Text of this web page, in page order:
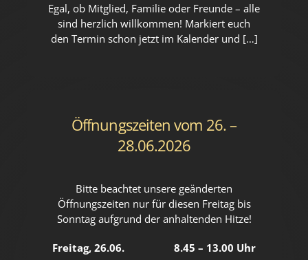
Egal, ob Mitglied, Familie oder Freunde – alle
sind herzlich willkommen! Markiert euch
den Termin schon jetzt im Kalender und […]
Öffnungszeiten vom 26. –
28.06.2026
Bitte beachtet unsere geänderten
Öffnungszeiten nur für diesen Freitag bis
Sonntag aufgrund der anhaltenden Hitze!
Freitag, 26.06. 8.45 – 13.00 Uhr